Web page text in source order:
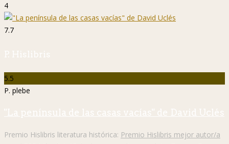
4
7.7
P. Hislibris
5.5
P. plebe
"La península de las casas vacías" de David Uclés
Premio Hislibris literatura histórica: Premio Hislibris mejor autor/a